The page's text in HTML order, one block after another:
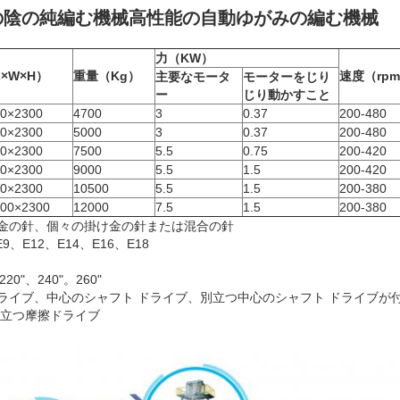
の純編む機械高性能の自動ゆがみの編む機械
） 重量（Kg）
力（KW）
速度（rpm
主要なモータ
ー
モーターをじり
じり動かすこと
4700 3 0.37
200-480
5000 3 0.37
200-480
7500 5.5 0.75
200-420
9000 5.5 1.5
200-420
10500 5.5 1.5
200-380
12000 7.5 1.5
200-380
の針、個々の掛け金の針または混合の針
、E12、E14、E16、E18
、240"。260"
イブ、中心のシャフト ドライブ、別立つ中心のシャフト ドライブが
つ摩擦ドライブ